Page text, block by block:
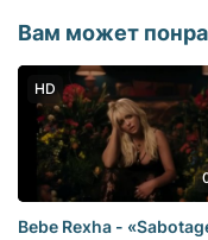
Вам может
HD
Bebe Rexha -